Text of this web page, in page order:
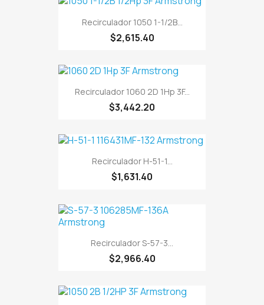
Recirculador 1050 1-1/2B...
$2,615.40
Recirculador 1060 2D 1Hp 3F...
$3,442.20
Recirculador H-51-1...
$1,631.40
Recirculador S-57-3...
$2,966.40